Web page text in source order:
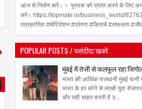
आज से निर्माण करें। ✨ पुस्तक को प्राप्त करने के लिए
करे। https://topmate.io/business_world/
पत्रकारिता #मोटिवेशन #प्रेरणा #किताबें #सफलता
POPULAR POSTS / पसंदीदा खबरे
मुंबई में तेजी से फलफूल रहा
भारत की आर्थिक राजधानी मुंबई यानी
भारत के हर कोने से लाखों युवा
और यही चाहत बनती है उ...